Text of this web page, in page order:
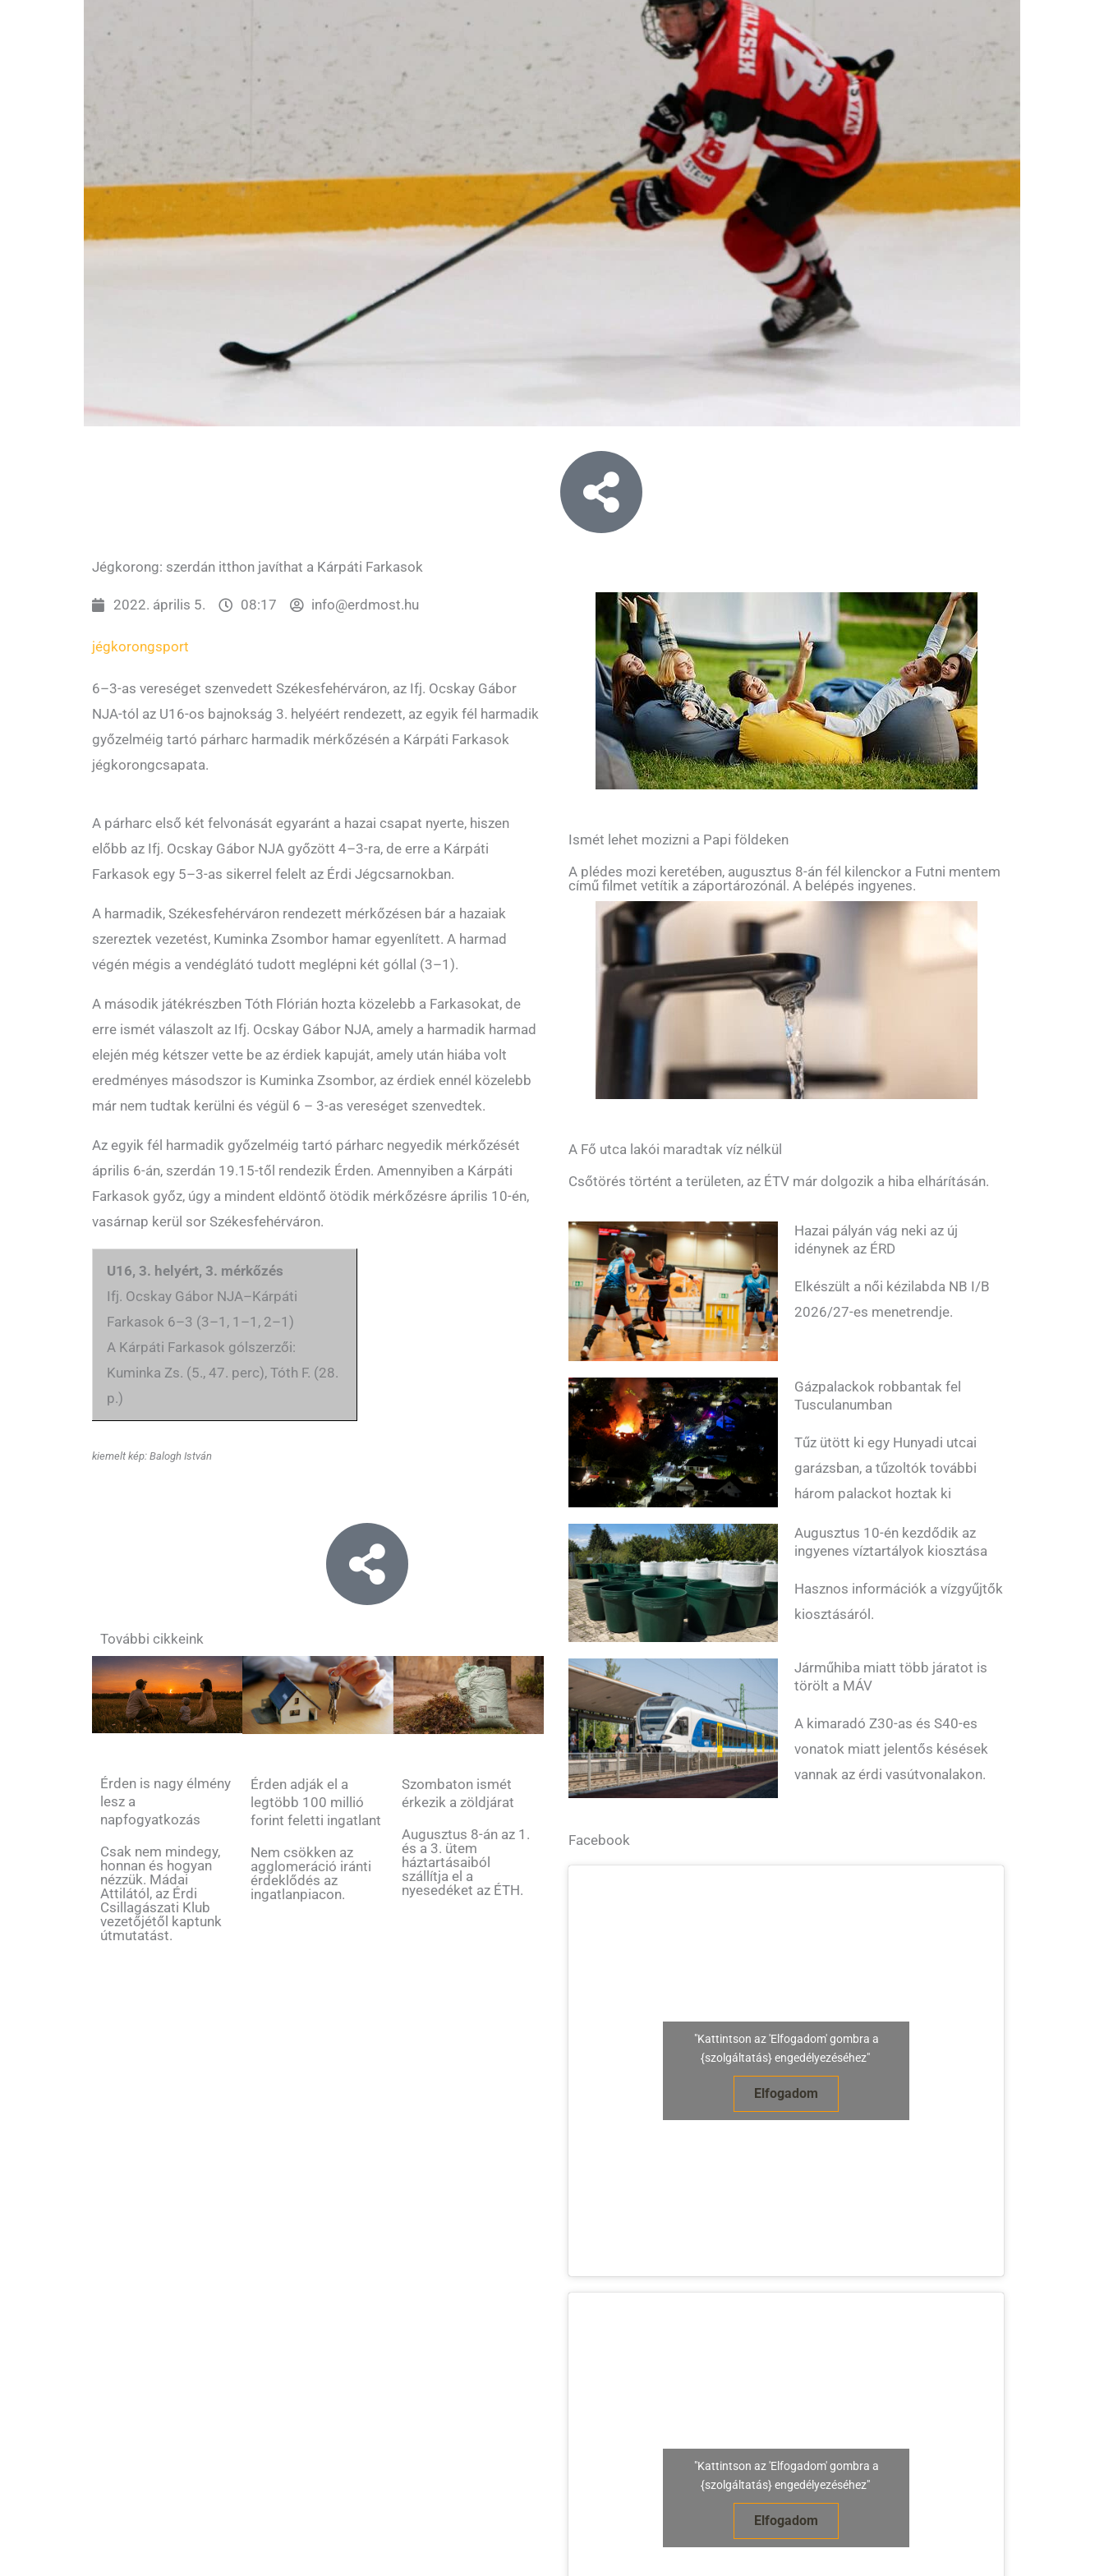
Jégkorong: szerdán itthon javíthat a Kárpáti Farkasok
2022. április 5. 08:17 info@erdmost.hu
jégkorongsport
6–3-as vereséget szenvedett Székesfehérváron, az Ifj. Ocskay Gábor
NJA-tól az U16-os bajnokság 3. helyéért rendezett, az egyik fél harmadik
győzelméig tartó párharc harmadik mérkőzésén a Kárpáti Farkasok
jégkorongcsapata.
A párharc első két felvonását egyaránt a hazai csapat nyerte, hiszen
előbb az Ifj. Ocskay Gábor NJA győzött 4–3-ra, de erre a Kárpáti
Farkasok egy 5–3-as sikerrel felelt az Érdi Jégcsarnokban.
A harmadik, Székesfehérváron rendezett mérkőzésen bár a hazaiak
szereztek vezetést, Kuminka Zsombor hamar egyenlített. A harmad
végén mégis a vendéglátó tudott meglépni két góllal (3–1).
A második játékrészben Tóth Flórián hozta közelebb a Farkasokat, de
erre ismét válaszolt az Ifj. Ocskay Gábor NJA, amely a harmadik harmad
elején még kétszer vette be az érdiek kapuját, amely után hiába volt
eredményes másodszor is Kuminka Zsombor, az érdiek ennél közelebb
már nem tudtak kerülni és végül 6 – 3-as vereséget szenvedtek.
Az egyik fél harmadik győzelméig tartó párharc negyedik mérkőzését
április 6-án, szerdán 19.15-től rendezik Érden. Amennyiben a Kárpáti
Farkasok győz, úgy a mindent eldöntő ötödik mérkőzésre április 10-én,
vasárnap kerül sor Székesfehérváron.
U16, 3. helyért, 3. mérkőzés
Ifj. Ocskay Gábor NJA–Kárpáti
Farkasok 6–3 (3–1, 1–1, 2–1)
A Kárpáti Farkasok gólszerzői:
Kuminka Zs. (5., 47. perc), Tóth F. (28.
p.)
kiemelt kép: Balogh István
További cikkeink
Érden is nagy élmény
lesz a
napfogyatkozás
Csak nem mindegy,
honnan és hogyan
nézzük. Mádai
Attilától, az Érdi
Csillagászati Klub
vezetőjétől kaptunk
útmutatást.
Érden adják el a
legtöbb 100 millió
forint feletti ingatlant
Nem csökken az
agglomeráció iránti
érdeklődés az
ingatlanpiacon.
Szombaton ismét
érkezik a zöldjárat
Augusztus 8-án az 1.
és a 3. ütem
háztartásaiból
szállítja el a
nyesedéket az ÉTH.
Ismét lehet mozizni a Papi földeken
A plédes mozi keretében, augusztus 8-án fél kilenckor a Futni mentem
című filmet vetítik a záportározónál. A belépés ingyenes.
A Fő utca lakói maradtak víz nélkül
Csőtörés történt a területen, az ÉTV már dolgozik a hiba elhárításán.
Hazai pályán vág neki az új
idénynek az ÉRD
Elkészült a női kézilabda NB I/B
2026/27-es menetrendje.
Gázpalackok robbantak fel
Tusculanumban
Tűz ütött ki egy Hunyadi utcai
garázsban, a tűzoltók további
három palackot hoztak ki
Augusztus 10-én kezdődik az
ingyenes víztartályok kiosztása
Hasznos információk a vízgyűjtők
kiosztásáról.
Járműhiba miatt több járatot is
törölt a MÁV
A kimaradó Z30-as és S40-es
vonatok miatt jelentős késések
vannak az érdi vasútvonalakon.
Facebook
"Kattintson az 'Elfogadom' gombra a
{szolgáltatás} engedélyezéséhez"
Elfogadom
"Kattintson az 'Elfogadom' gombra a
{szolgáltatás} engedélyezéséhez"
Elfogadom